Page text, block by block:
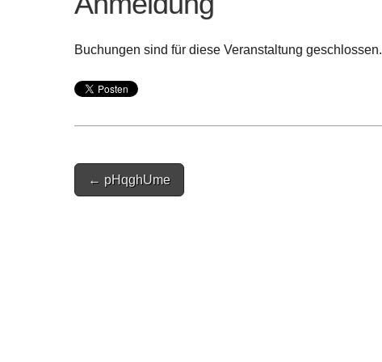
Buchungen sind für diese Veranstaltung geschlossen.
Post
navigation
← pHqghUme